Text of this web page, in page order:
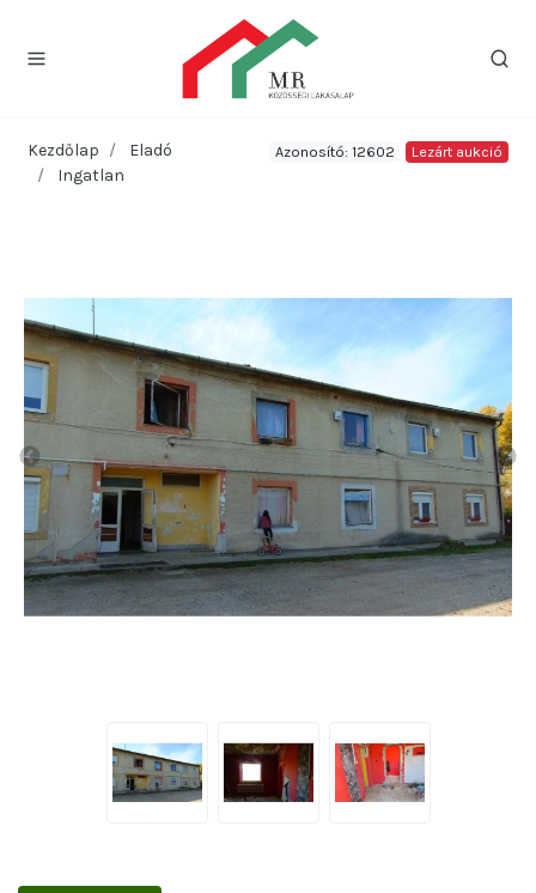
Kezdőlap
Eladó
Ingatlan
Azonosító: 12602 Lezárt aukció